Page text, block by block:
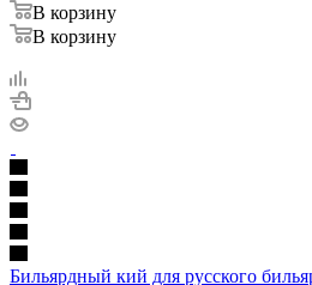
В корзину
В корзину
Бильярдный кий для русского